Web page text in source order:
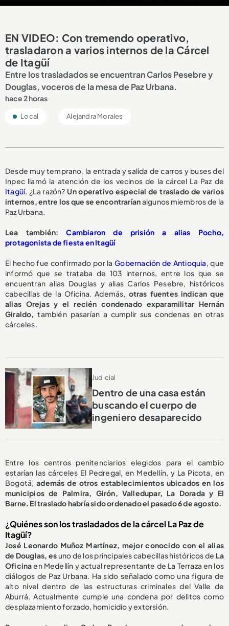
EN VIDEO: Con tremendo operativo,
trasladaron a varios internos de la Cárcel
de Itagüí
Entre los trasladados se encuentran Carlos Pesebre y
Douglas, voceros de la mesa de Paz Urbana.
hace 2 horas
Local Alejandra Morales
Desde muy temprano, la entrada y salida de carros y buses del
Inpec llamó la atención de los vecinos de la cárcel La Paz de
Itagüí. ¿La razón? Un operativo especial de traslado de varios
internos, entre los que se encontraríanalgunos miembros de la
Paz Urbana.
Lea también:Cambiaron de prisión a alias Pocho,
protagonista de fiesta en Itagüí
El hecho fue confirmado por laGobernación de Antioquia, que
informó que se trataba de 103 internos, entre los que se
encuentran alias Douglas y alias Carlos Pesebre, históricos
cabecillas de la Oficina. Además, otras fuentes indican que
alias Orejas y el recién condenado exparamilitar Hernán
Giraldo,también pasarían a cumplir sus condenas en otras
cárceles.
Judicial
Dentro de una casa están
buscando el cuerpo de
ingeniero desaparecido
Entre los centros penitenciarios elegidos para el cambio
estarían las cárceles El Pedregal, en Medellín, y La Picota, en
Bogotá,además de otros establecimientos ubicados en los
municipios de Palmira, Girón, Valledupar, La Dorada y El
Barne. El traslado habría sido ordenado el pasado 6 de agosto.
¿Quiénes son los trasladados de la cárcel La Paz de
Itagüí?
José Leonardo Muñoz Martínez, mejor conocido con el alias
de Douglas, esuno de los principales cabecillas históricos de La
Oficinaen Medellín y actual representante de La Terraza en los
diálogos de Paz Urbana. Ha sido señalado como una figura de
alto nivel dentro de las estructuras criminales del Valle de
Aburrá. Actualmente cumple una condena por delitos como
desplazamiento forzado, homicidio y extorsión.